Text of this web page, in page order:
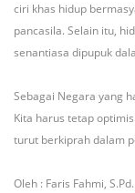
ciri khas hidup
pancasila. Selain itu,
senantiasa dipupuk
Sebagai Negara yang
Kita harus tetap
turut berkiprah dalam
Oleh : Faris Fahmi, S.Pd.